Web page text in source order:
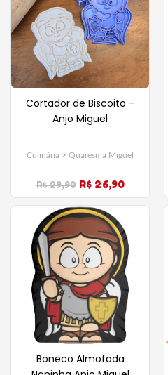
Cortador de Biscoito -
Anjo Miguel
Culinária > Quaresma Miguel
R$ 29,90 R$ 26,90
Boneco Almofada